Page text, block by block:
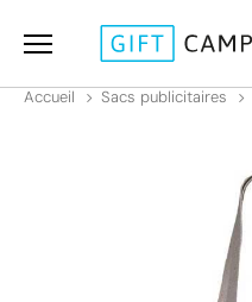
Accueil Sacs publicitaires